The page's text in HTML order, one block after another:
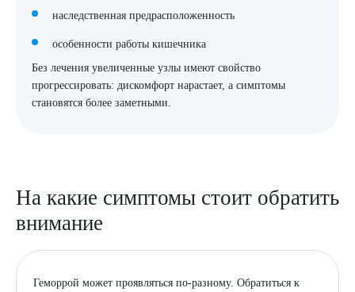
наследственная предрасположенность
особенности работы кишечника
Без лечения увеличенные узлы имеют свойство
прогрессировать: дискомфорт нарастает, а симптомы
становятся более заметными.
На какие симптомы стоит обратить
внимание
Геморрой может проявляться по-разному. Обратиться к